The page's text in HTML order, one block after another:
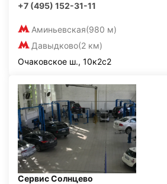
+7 (495) 152-31-11
Аминьевская(980 м)
Давыдково(2 км)
Очаковское ш., 10к2с2
Сервис Солнцево